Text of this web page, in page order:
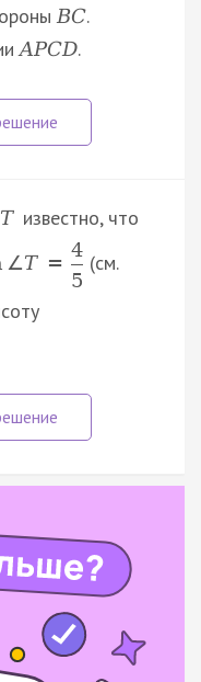
BC.
APCD.
T известно, что
∠T =
4
5
(см.